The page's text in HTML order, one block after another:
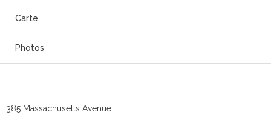
Carte
Photos
385 Massachusetts Avenue